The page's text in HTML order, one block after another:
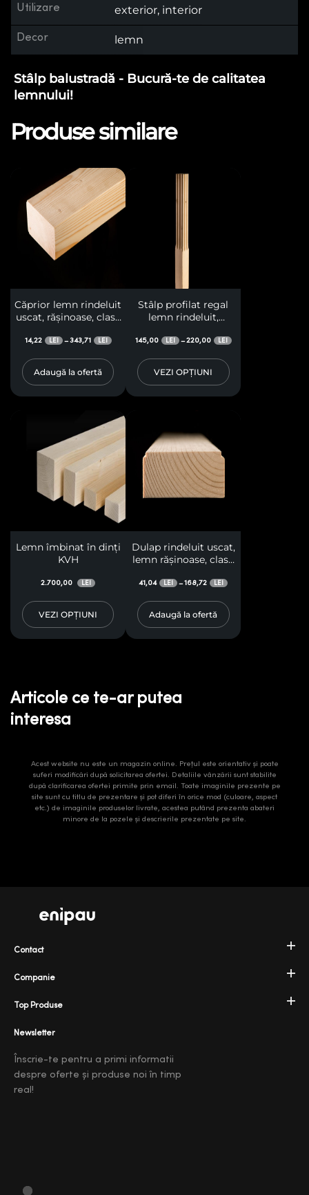
Utilizare exterior, interior
Decor lemn
Stâlp balustradă - Bucură-te de calitatea
lemnului!
Produse similare
Căprior lemn rindeluit
uscat, rășinoase, clasa
14,22 LEI –343,71 LEI
Adaugă la ofertă
Stâlp profilat regal
lemn rindeluit,
fețe drepte la bază și
față, pentru terase,
pergole, foișoare,
145,00 LEI –220,00 LEI
VEZI OPȚIUNI
Lemn îmbinat în dinți
KVH
2.700,00 LEI
VEZI OPȚIUNI
Dulap rindeluit uscat,
lemn rășinoase, clasa
41,04 LEI –168,72 LEI
Adaugă la ofertă
Articole ce te-ar putea
interesa
Acest website nu este un magazin online. Prețul este orientativ și poate
suferi modificări după solicitarea ofertei. Detaliile vânzării sunt stabilite
după clarificarea ofertei primite prin email. Toate imaginile prezente pe
site sunt cu titlu de prezentare și pot diferi în orice mod (culoare, aspect
etc.) de imaginile produselor livrate, acestea putând prezenta abateri
minore de la pozele și descrierile prezentate pe site.
Companie
Top Produse
Contact
Newsletter
Înscrie-te pentru a primi informatii
despre oferte și produse noi în timp
real!